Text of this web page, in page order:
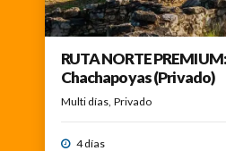
RUTA NORTE
Chachapoyas (Privado)
Multi días Privado
4 días